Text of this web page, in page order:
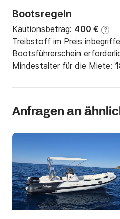
Bootsregeln
Kautionsbetrag: 400 € ?
Treibstoff im Preis
Bootsführerschein
Mindestalter für die Miete:
Anfragen an